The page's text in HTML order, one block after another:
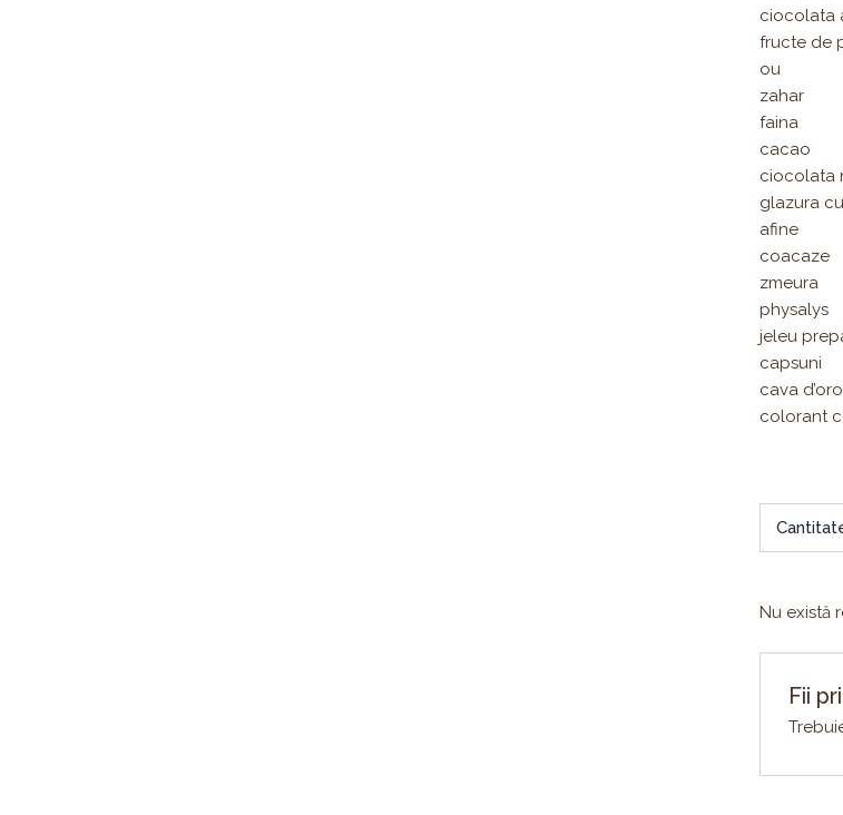
ciocolata
fructe de
ou
zahar
faina
cacao
ciocolata
glazura
afine
coacaze
zmeura
physalys
jeleu
capsuni
cava d’oro
colorant
Nu există
Fii